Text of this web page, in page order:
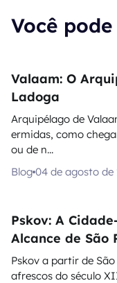
Você
Valaam: O
Ladoga
Arquipélago de
ermidas, como
ou de n...
Blog 04 de agosto de
Pskov: A
Alcance de São
Pskov a partir de
afrescos do século